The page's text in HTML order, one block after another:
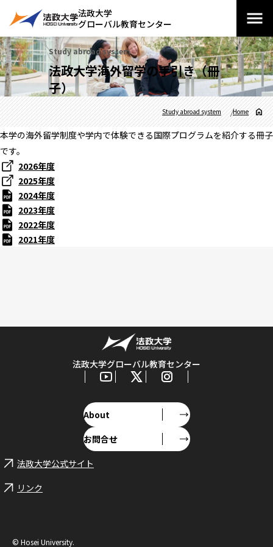
法政大学
グローバル教育センター
Study abroad system
法政大学海外留学の手引き（冊
子）
Home
Study abroad system
本学の海外留学制度や学内で体験できる国際プログラムを紹介する冊子
です。
2026年度
2025年度
2024年度
2023年度
2022年度
2021年度
法政大学グローバル教育センター
About
お問合せ
法政大学公式サイト
リンク
© Hosei University.